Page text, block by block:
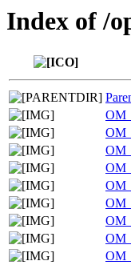
Index of /